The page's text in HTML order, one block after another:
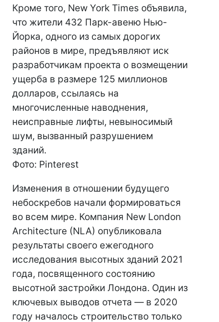
Кроме того, New York Times объявила,
что жители 432 Парк-авеню Нью-
Йорка, одного из самых дорогих
районов в мире, предъявляют иск
разработчикам проекта о возмещении
ущерба в размере 125 миллионов
долларов, ссылаясь на
многочисленные наводнения,
неисправные лифты, невыносимый
шум, вызванный разрушением
зданий.
Фото: Pinterest
Изменения в отношении будущего
небоскребов начали формироваться
во всем мире. Компания New London
Architecture (NLA) опубликовала
результаты своего ежегодного
исследования высотных зданий 2021
года, посвященного состоянию
высотной застройки Лондона. Один из
ключевых выводов отчета — в 2020
году началось строительство только